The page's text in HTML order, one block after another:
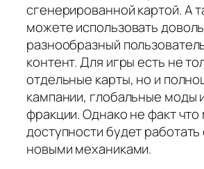
сгенерированной картой. А
можете использовать
разнообразный
контент. Для игры есть не
отдельные карты, но и
кампании, глобальные моды
фракции. Однако не факт
доступности будет
новыми механиками.